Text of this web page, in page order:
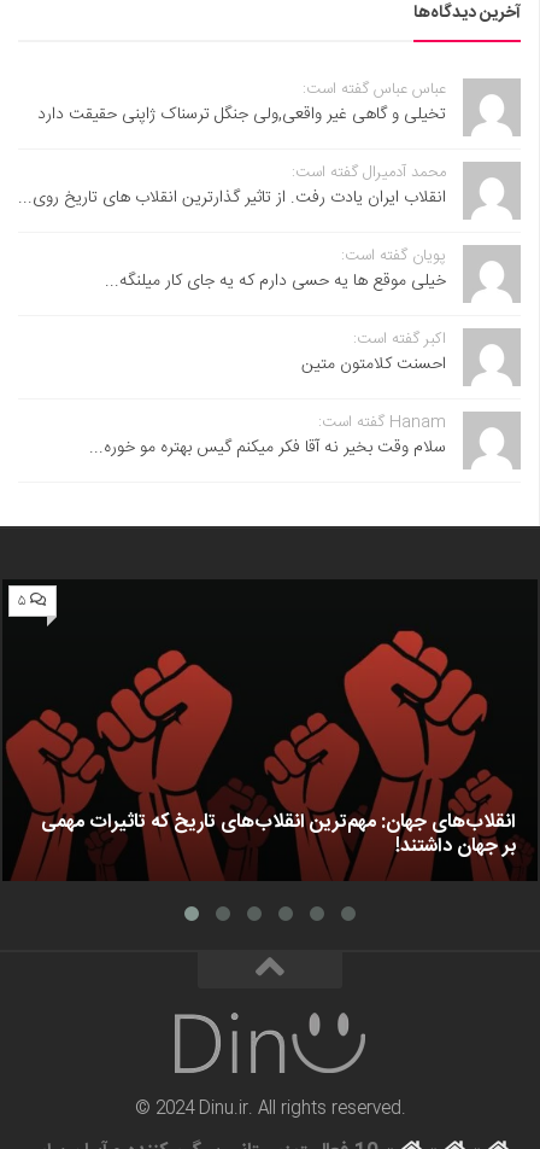
آخرین دیدگاه‌ها
عباس عباس گفته است:
تخیلی و گاهی غیر واقعی,ولی جنگل ترسناک ژاپنی حقیقت دارد
محمد آدمیرال گفته است:
انقلاب ایران یادت رفت. از تاثیر گذارترین انقلاب های تاریخ روی...
پویان گفته است:
خیلی موقع ها یه حسی دارم که یه جای کار میلنگه...
اکبر گفته است:
احسنت ‌کلامتون متین
Hanam گفته است:
سلام وقت بخیر نه آقا فکر میکنم گیس بهتره مو خوره...
۵
انقلاب‌های جهان: مهم‌ترین انقلاب‌های تاریخ که تاثیرات مهمی
بر جهان داشتند!
© 2024 Dinu.ir. All rights reserved.